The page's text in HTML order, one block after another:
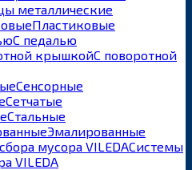
металлические
Пластиковые
С педалью
С поворотной
Сенсорные
Сетчатые
Стальные
Эмалированные
Системы
VILEDA